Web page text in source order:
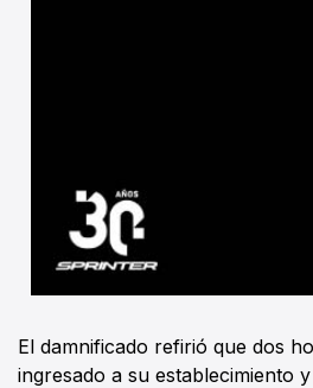
El damnificado refirió que dos
ingresado a su establecimiento